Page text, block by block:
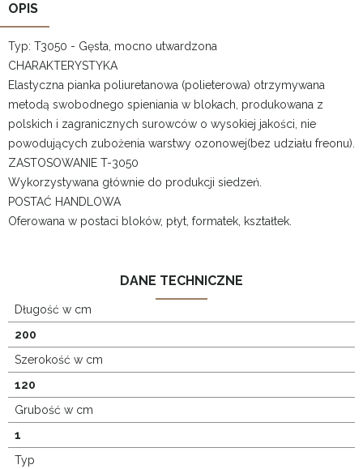
OPIS
Typ: T3050 - Gęsta, mocno utwardzona
CHARAKTERYSTYKA
Elastyczna pianka poliuretanowa (polieterowa) otrzymywana
metodą swobodnego spieniania w blokach, produkowana z
polskich i zagranicznych surowców o wysokiej jakości, nie
powodujących zubożenia warstwy ozonowej(bez udziału freonu).
ZASTOSOWANIE T-3050
Wykorzystywana głównie do produkcji siedzeń.
POSTAĆ HANDLOWA
Oferowana w postaci bloków, płyt, formatek, kształtek.
DANE TECHNICZNE
Długość w cm
200
Szerokość w cm
120
Grubość w cm
1
Typ